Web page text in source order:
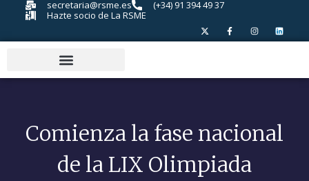
secretaria@rsme.es
(+34) 91 394 49 37
Hazte socio de La RSME
Comienza la fase nacional
de la LIX Olimpiada